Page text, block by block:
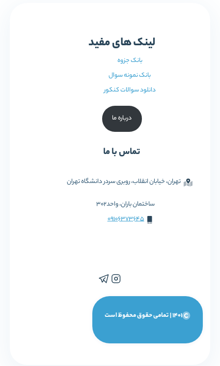
لینک های مفید
بانک جزوه
بانک نمونه سوال
دانلود سوالات کنکور
درباره ما
تماس با ما
تهران، خیابان انقلاب، روبری سردر دانشگاه تهران
ساختمان باران، واحد302
09106373645
1401 | تمامی حقوق محفوظ است